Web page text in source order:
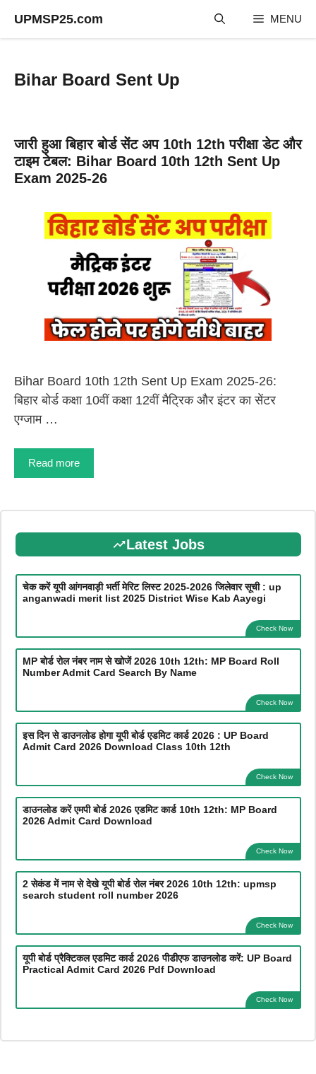
UPMSP25.com MENU
Bihar Board Sent Up
जारी हुआ बिहार बोर्ड सेंट अप 10th 12th परीक्षा डेट और
टाइम टेबल: Bihar Board 10th 12th Sent Up
Exam 2025-26
Bihar Board 10th 12th Sent Up Exam 2025-26:
बिहार बोर्ड कक्षा 10वीं कक्षा 12वीं मैट्रिक और इंटर का सेंटर
एग्जाम …
Read more
Latest Jobs
चेक करें यूपी आंगनवाड़ी भर्ती मेरिट लिस्ट 2025-2026 जिलेवार सूची : up
anganwadi merit list 2025 District Wise Kab Aayegi
Check Now
MP बोर्ड रोल नंबर नाम से खोजें 2026 10th 12th: MP Board Roll
Number Admit Card Search By Name
Check Now
इस दिन से डाउनलोड होगा यूपी बोर्ड एडमिट कार्ड 2026 : UP Board
Admit Card 2026 Download Class 10th 12th
Check Now
डाउनलोड करें एमपी बोर्ड 2026 एडमिट कार्ड 10th 12th: MP Board
2026 Admit Card Download
Check Now
2 सेकंड में नाम से देखे यूपी बोर्ड रोल नंबर 2026 10th 12th: upmsp
search student roll number 2026
Check Now
यूपी बोर्ड प्रैक्टिकल एडमिट कार्ड 2026 पीडीएफ डाउनलोड करें: UP Board
Practical Admit Card 2026 Pdf Download
Check Now